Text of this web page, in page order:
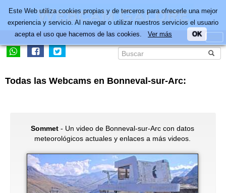
Todas las Webcams en Bonneval-sur-Arc:
Sommet- Un video de Bonneval-sur-Arc con datos
meteorológicos actuales y enlaces a más videos.
Este Web utiliza cookies propias y de terceros para ofrecerle una mejor
experiencia y servicio. Al navegar o utilizar nuestros servicios el usuario
acepta el uso que hacemos de las cookies. Ver más OK